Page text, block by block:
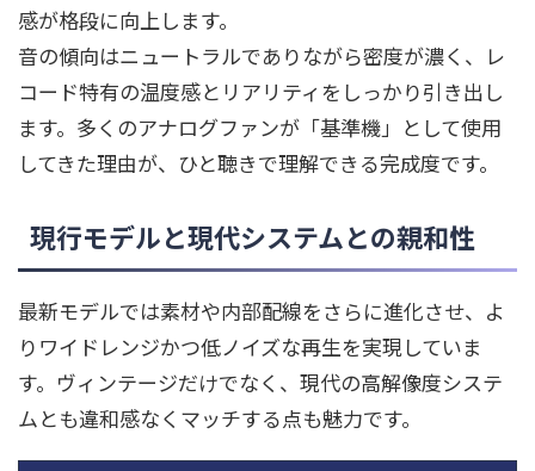
感が格段に向上します。
音の傾向はニュートラルでありながら密度が濃く、レ
コード特有の温度感とリアリティをしっかり引き出し
ます。多くのアナログファンが「基準機」として使用
してきた理由が、ひと聴きで理解できる完成度です。
現行モデルと現代システムとの親和性
最新モデルでは素材や内部配線をさらに進化させ、よ
りワイドレンジかつ低ノイズな再生を実現していま
す。ヴィンテージだけでなく、現代の高解像度システ
ムとも違和感なくマッチする点も魅力です。